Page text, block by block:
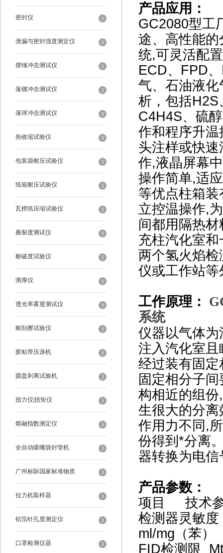
密封仪
泄漏与密封强度测定仪
摆锤冲击测试仪
落镖冲击测试仪
落球冲击测试仪
热收缩试验仪
包装袋耐压试验仪
纸箱耐压试验仪
瓦楞纸压缩试验仪
撕裂度测试仪
耐破度试验仪
测厚仪
透光率雾度测试仪
耐刮擦试验仪
胶粘带压滚机
圆盘剥离试验机
扭力仪|扭矩仪
熔融指数测定仪
全自动吸嘴袋封管机
广州标际国家标准物质
拉力机取样器
铝箔针孔度测定仪
口罩检测仪器
产品应用：
GC2080型工
途、高性能
统,可灵活配
ECD、FPD
气、石油液
析，包括
C4H4S、硫
作和程序升
头注样或快
作,液晶屏幕
操作简单,适
等优点柱箱
立控温操作,
间都用隔热
充柱汽化室
两个氢火焰
仪或工作站
工作原理：
系统
仪器以气体
注入汽化室
经过装有固
固定相分子
构相近的组
生很大的分
作用力不同,
份得到*分离
器转换为电
产品参数：
项目 技术
检测器灵敏
ml/mg（苯）
FID检测限